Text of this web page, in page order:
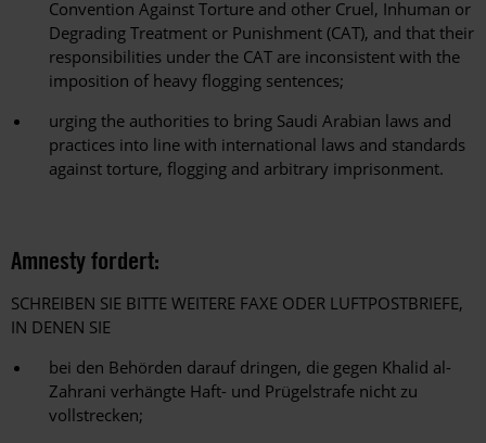
Convention Against Torture and other Cruel, Inhuman or
Degrading Treatment or Punishment (CAT), and that their
responsibilities under the CAT are inconsistent with the
imposition of heavy flogging sentences;
urging the authorities to bring Saudi Arabian laws and
practices into line with international laws and standards
against torture, flogging and arbitrary imprisonment.
Amnesty fordert:
SCHREIBEN SIE BITTE WEITERE FAXE ODER LUFTPOSTBRIEFE,
IN DENEN SIE
bei den Behörden darauf dringen, die gegen Khalid al-
Zahrani verhängte Haft- und Prügelstrafe nicht zu
vollstrecken;